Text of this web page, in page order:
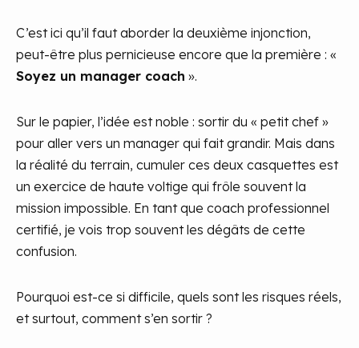
C’est ici qu’il faut aborder la deuxième injonction,
peut-être plus pernicieuse encore que la première : «
Soyez un manager coach ».
Sur le papier, l’idée est noble : sortir du « petit chef »
pour aller vers un manager qui fait grandir. Mais dans
la réalité du terrain, cumuler ces deux casquettes est
un exercice de haute voltige qui frôle souvent la
mission impossible. En tant que coach professionnel
certifié, je vois trop souvent les dégâts de cette
confusion.
Pourquoi est-ce si difficile, quels sont les risques réels,
et surtout, comment s’en sortir ?